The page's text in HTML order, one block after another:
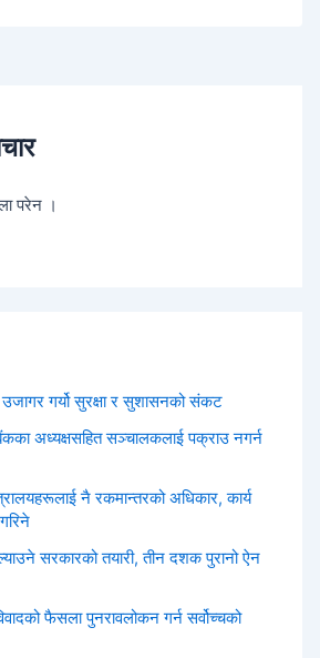
परेन ।
गर्यो सुरक्षा र सुशासनको संकट
अध्यक्षसहित सञ्चालकलाई पक्राउ नगर्न
नै रकमान्तरको अधिकार, कार्य
सरकारको तयारी, तीन दशक पुरानो ऐन
फैसला पुनरावलोकन गर्न सर्वोच्चको